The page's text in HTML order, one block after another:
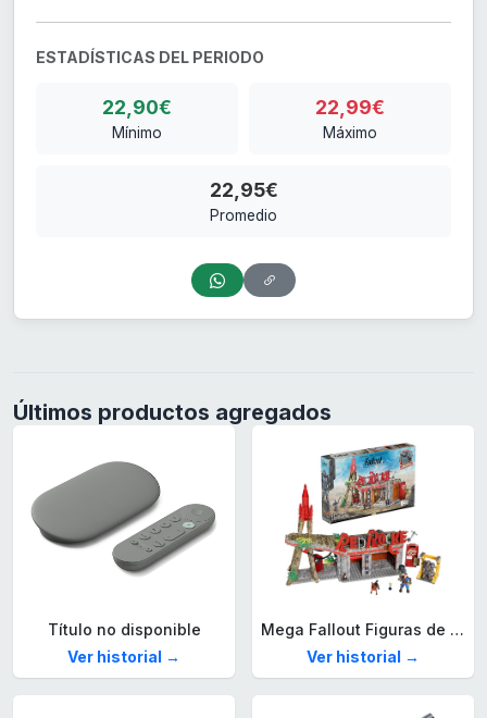
ESTADÍSTICAS DEL PERIODO
22,90€
Mínimo
22,99€
Máximo
22,95€
Promedio
Últimos productos agregados
Título no disponible
Ver historial →
Mega Fallout Figuras de acción y Juguetes de construcción, Parada de Camiones Red Rocket con 824 Piezas, 2 Personajes articulados y Accesorios, para coleccionistas, HXT00
Ver historial →